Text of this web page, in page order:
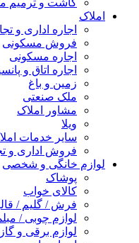
کاشت و ترمیم
املاک
اجاره اداری و
فروش مسکونی
اجاره مسکونی
اجاره اتاق و
زمین و باغ
ملک صنعتی
مشاور املاک
ویلا
سایر خدمات
فروش اداری و
لوازم خانگی و شخصی
پوشاک
کالای خواب
فرش / گلیم /
لوازم چوبی /
لوازم برقی و